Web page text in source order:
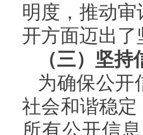
明度，推动
开方面迈出了
（三） 坚持
为确保公开
社会和谐稳
所有公开信